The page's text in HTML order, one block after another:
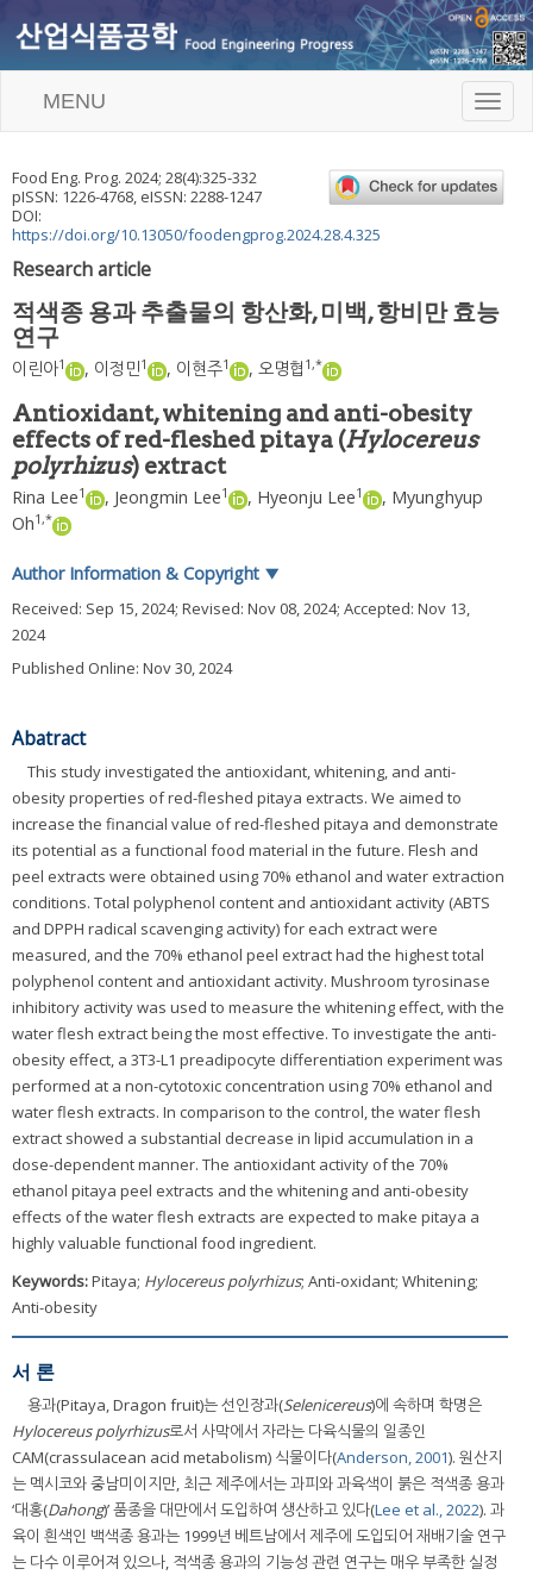
T
o
l
e
g
MENU
Food Eng. Prog. 2024; 28(4):325-332
pISSN: 1226-4768, eISSN: 2288-1247
DOI:
https://doi.org/10.13050/foodengprog.2024.28.4.325
Research article
적색종 용과 추출물의 항산화, 미백, 항비만 효능
연구
이린아1 , 이정민1 , 이현주1 , 오명협 1,*
Antioxidant, whitening and anti-obesity
effects of red-fleshed pitaya (Hylocereus
polyrhizus) extract
Rina Lee1 , Jeongmin Lee1 , Hyeonju Lee1 , Myunghyup
Oh1,*
Author Information & Copyright ▼
Received: Sep 15, 2024; Revised: Nov 08, 2024; Accepted: Nov 13,
2024
Published Online: Nov 30, 2024
Abatract
This study investigated the antioxidant, whitening, and anti-
obesity properties of red-fleshed pitaya extracts. We aimed to
increase the financial value of red-fleshed pitaya and demonstrate
its potential as a functional food material in the future. Flesh and
peel extracts were obtained using 70% ethanol and water extraction
conditions. Total polyphenol content and antioxidant activity (ABTS
and DPPH radical scavenging activity) for each extract were
measured, and the 70% ethanol peel extract had the highest total
polyphenol content and antioxidant activity. Mushroom tyrosinase
inhibitory activity was used to measure the whitening effect, with the
water flesh extract being the most effective. To investigate the anti-
obesity effect, a 3T3-L1 preadipocyte differentiation experiment was
performed at a non-cytotoxic concentration using 70% ethanol and
water flesh extracts. In comparison to the control, the water flesh
extract showed a substantial decrease in lipid accumulation in a
dose-dependent manner. The antioxidant activity of the 70%
ethanol pitaya peel extracts and the whitening and anti-obesity
effects of the water flesh extracts are expected to make pitaya a
highly valuable functional food ingredient.
Keywords:Pitaya; Hylocereus polyrhizus; Anti-oxidant; Whitening;
Anti-obesity
서 론
용과(Pitaya, Dragon fruit)는 선인장과(Selenicereus)에 속하며 학명은
Hylocereus polyrhizus로서 사막에서 자라는 다육식물의 일종인
CAM(crassulacean acid metabolism) 식물이다(Anderson, 2001). 원산지
는 멕시코와 중남미이지만, 최근 제주에서는 과피와 과육색이 붉은 적색종 용과
‘대홍(Dahong)’ 품종을 대만에서 도입하여 생산하고 있다(Lee et al., 2022). 과
육이 흰색인 백색종 용과는 1999년 베트남에서 제주에 도입되어 재배기술 연구
는 다수 이루어져 있으나, 적색종 용과의 기능성 관련 연구는 매우 부족한 실정